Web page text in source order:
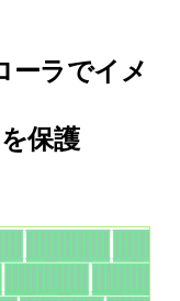
ーラでイメ
保護